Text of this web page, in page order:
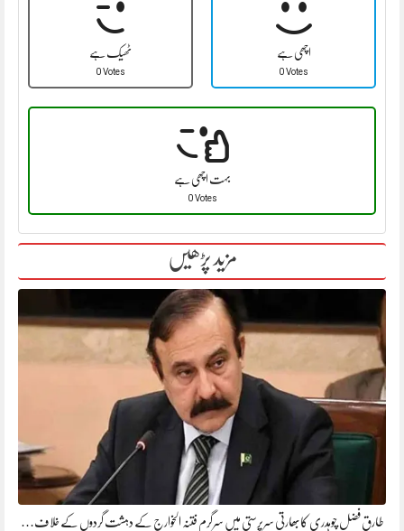
ٹھیک ہے
0 Votes
اچھی ہے
0 Votes
بہت اچھی ہے
0 Votes
مزید پڑھیں
طارق فضل چوہدری کابھارتی سرپرستی میں سرگرم فتنہ الخوارج کے دہشت گردوں کے خلاف…